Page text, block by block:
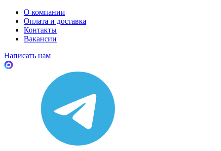
О компании
Оплата и доставка
Контакты
Вакансии
Написать нам